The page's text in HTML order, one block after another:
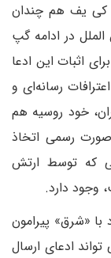
کی یف هم چندان
در ادامه گپ
اثبات این ادعا
رسانه‌ای و
خود روسیه هم
رسمی اتخاذ
که توسط ارتش
وجود دارد.
«شرق» پیرامون
ادعای ارسال